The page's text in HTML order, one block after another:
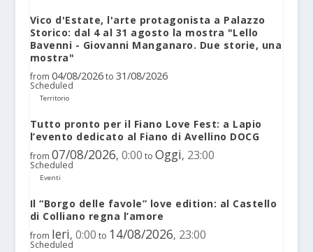
Vico d'Estate, l'arte protagonista a Palazzo
Storico: dal 4 al 31 agosto la mostra "Lello
Bavenni - Giovanni Manganaro. Due storie, una
mostra"
from 04/08/2026 to 31/08/2026
Scheduled
Territorio
Tutto pronto per il Fiano Love Fest: a Lapio
l’evento dedicato al Fiano di Avellino DOCG
from 07/08/2026, 0:00 to Oggi, 23:00
Scheduled
Eventi
Il “Borgo delle favole” love edition: al Castello
di Colliano regna l’amore
from Ieri, 0:00 to 14/08/2026, 23:00
Scheduled